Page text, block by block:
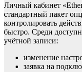
Личный кабинет
стандартный пакет
контролировать
быстро. Среди
учётной записи:
изменение
заявка на